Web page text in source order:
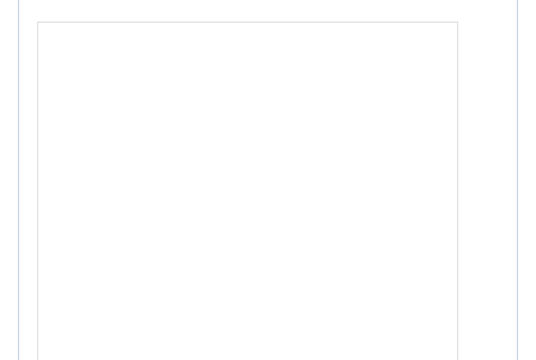
COTATION SPÉCIFIQUE